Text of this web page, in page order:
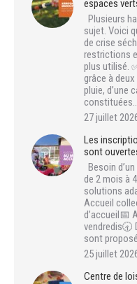
espaces
Plusieurs
sujet. Voici
de crise
restrictions
plus utilisé.
grâce à
pluie, d’une
27 juillet
Les
sont
Besoin
de 2 mois à
solutions
Accueil
d’accueil📅
vendredis🕣
sont
25 juillet
Centre de